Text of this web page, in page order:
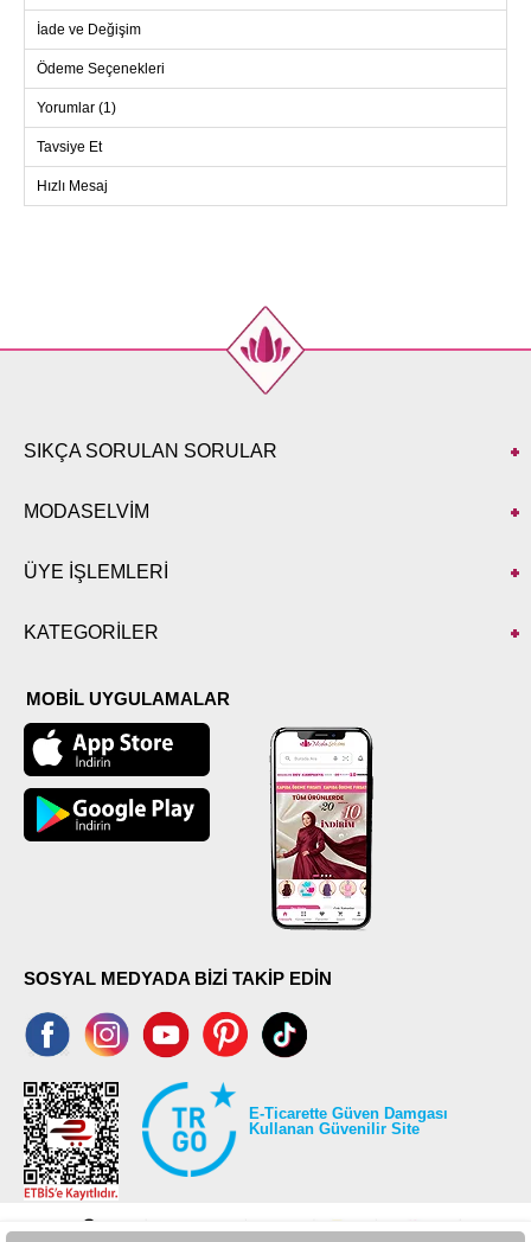
elbise ile birlikte sunulmakta olup, isteğe bağlı olarak
çıkarılabilir. Manşetleri lastikli olan bu elbise, hem şık hem de
konforlu bir kullanım sunar.
Beden
Göğüs
Boy
112
116
İade ve Değişim
Ödeme Seçenekleri
Yorumlar (1)
Tavsiye Et
Hızlı Mesaj
SIKÇA SORULAN SORULAR
MODASELVİM
ÜYE İŞLEMLERİ
KATEGORİLER
MOBİL UYGULAMALAR
SOSYAL MEDYADA BİZİ TAKİP EDİN
E-Ticarette Güven Damgası
Kullanan Güvenilir Site